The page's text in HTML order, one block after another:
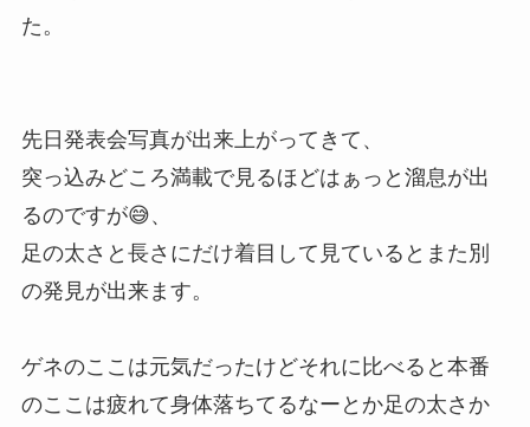
た。
先日発表会写真が出来上がってきて、
突っ込みどころ満載で見るほどはぁっと溜息が出
るのですが😅、
足の太さと長さにだけ着目して見ているとまた別
の発見が出来ます。
ゲネのここは元気だったけどそれに比べると本番
のここは疲れて身体落ちてるなーとか足の太さか